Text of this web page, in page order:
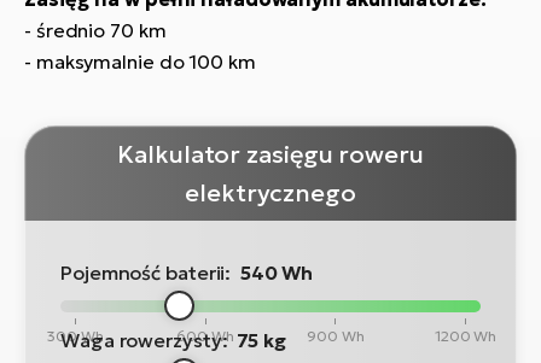
- średnio 70 km
- maksymalnie do 100 km
Kalkulator zasięgu roweru
elektrycznego
Pojemność baterii: 540 Wh
300 Wh 600 Wh 900 Wh 1200 Wh
Waga rowerzysty: 75 kg